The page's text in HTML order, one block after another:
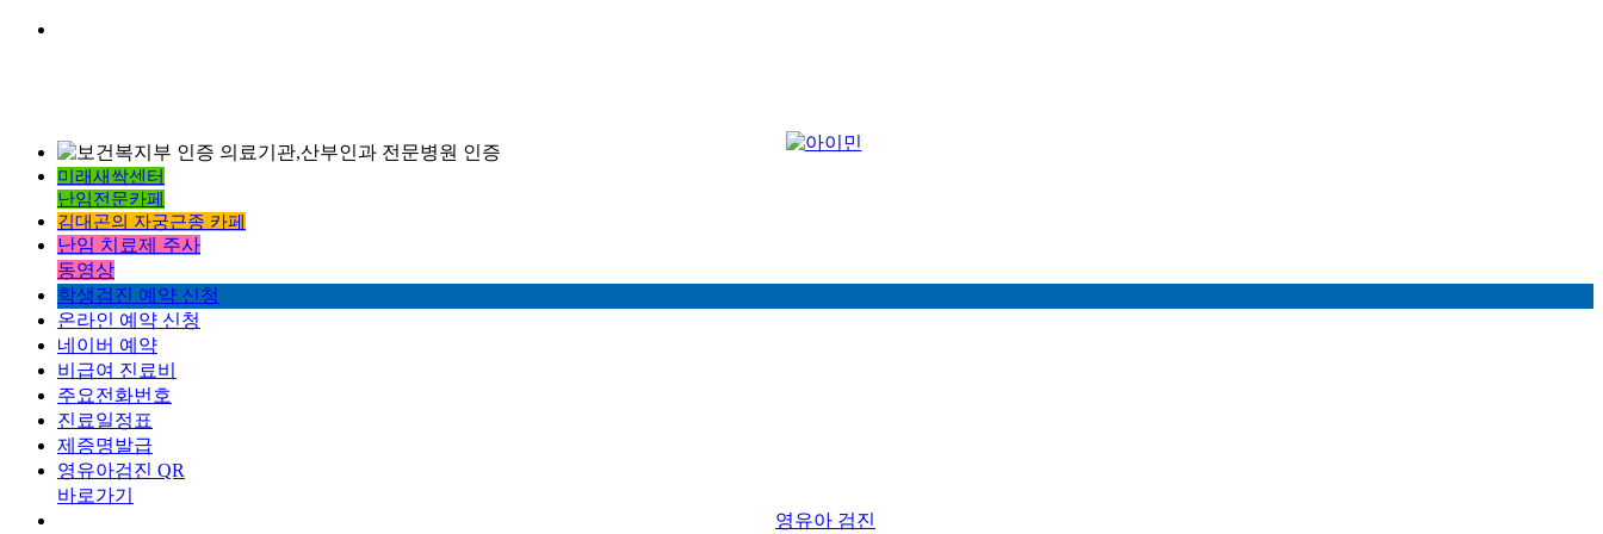
미래새싹센터
난임전문카페
김대곤의 자궁근종 카페
난임 치료제 주사
동영상
학생검진 예약 신청
온라인 예약 신청
네이버 예약
비급여 진료비
주요전화번호
진료일정표
제증명발급
영유아검진 QR
바로가기
영유아 검진